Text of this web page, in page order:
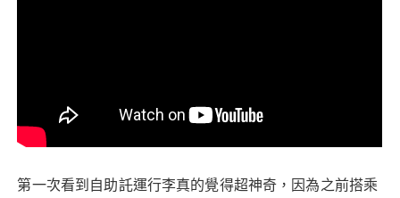
第一次看到自助託運行李真的覺得超神奇，因為之前搭乘